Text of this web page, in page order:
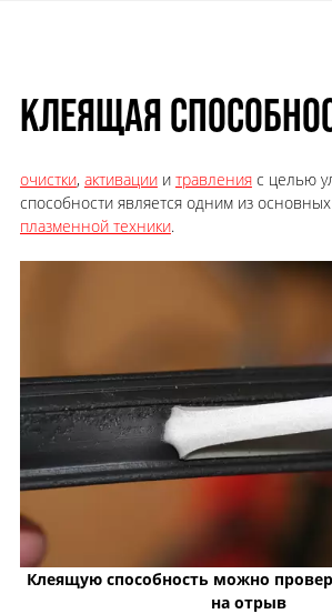
КЛЕЯЩАЯ
очистки, активациии травленияс целью
способности является одним из
плазменной техники.
Клеящую способность можно
на отрыв